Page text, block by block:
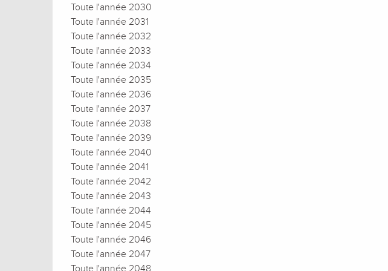
Toute l'année 2030
Toute l'année 2031
Toute l'année 2032
Toute l'année 2033
Toute l'année 2034
Toute l'année 2035
Toute l'année 2036
Toute l'année 2037
Toute l'année 2038
Toute l'année 2039
Toute l'année 2040
Toute l'année 2041
Toute l'année 2042
Toute l'année 2043
Toute l'année 2044
Toute l'année 2045
Toute l'année 2046
Toute l'année 2047
Toute l'année 2048